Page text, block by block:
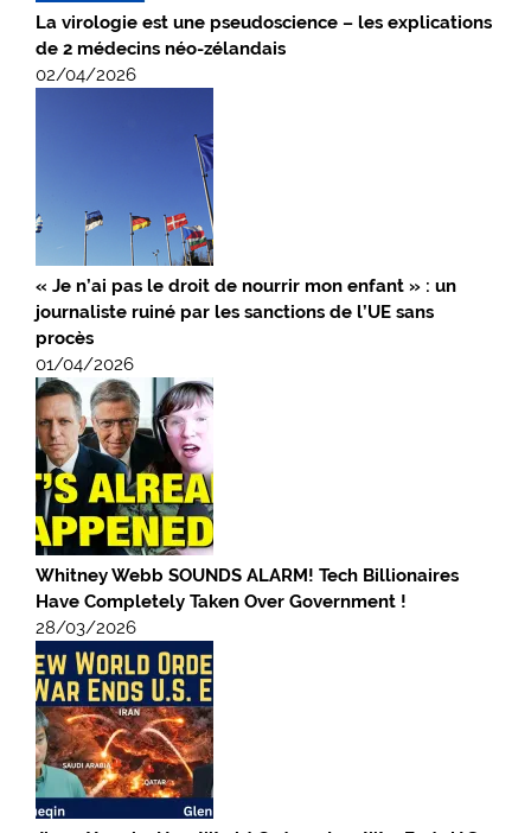
La virologie est une pseudoscience – les explications
de 2 médecins néo-zélandais
02/04/2026
« Je n’ai pas le droit de nourrir mon enfant » : un
journaliste ruiné par les sanctions de l’UE sans
procès
01/04/2026
Whitney Webb SOUNDS ALARM! Tech Billionaires
Have Completely Taken Over Government !
28/03/2026